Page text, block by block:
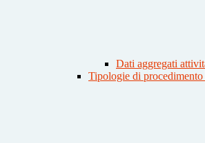
Dati aggregati
Tipologie di procedimento